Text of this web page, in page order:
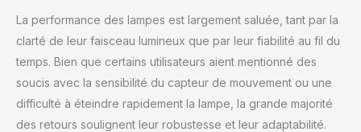
chargement et de
rangement】Avec une
puissante lampe frontale
vous obtenez jusqu'à 39
heures d'éclairage,
parfait pour les longs
La performance des lampes est largement saluée, tant par la
clarté de leur faisceau lumineux que par leur fiabilité au fil du
temps. Bien que certains utilisateurs aient mentionné des
soucis avec la sensibilité du capteur de mouvement ou une
difficulté à éteindre rapidement la lampe, la grande majorité
des retours soulignent leur robustesse et leur adaptabilité.